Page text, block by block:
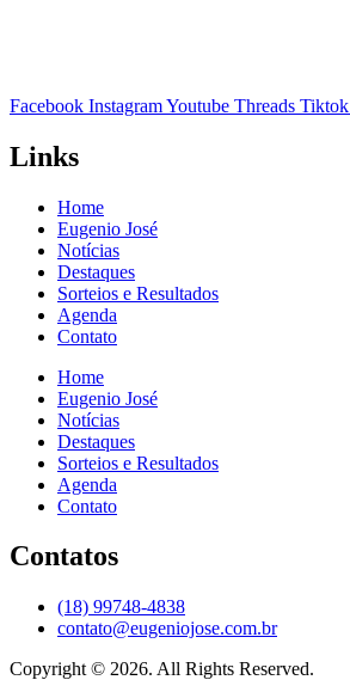
Facebook InstagramYoutube Threads Tiktok
Links
Home
Eugenio José
Notícias
Destaques
Sorteios e Resultados
Agenda
Contato
Home
Eugenio José
Notícias
Destaques
Sorteios e Resultados
Agenda
Contato
Contatos
(18) 99748-4838
contato@eugeniojose.com.br
Copyright © 2026. All Rights Reserved.​